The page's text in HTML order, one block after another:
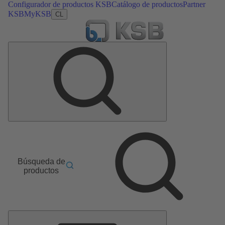
Configurador de productos KSBCatálogo de productosPartner
KSBMyKSB CL
Búsqueda de
productos